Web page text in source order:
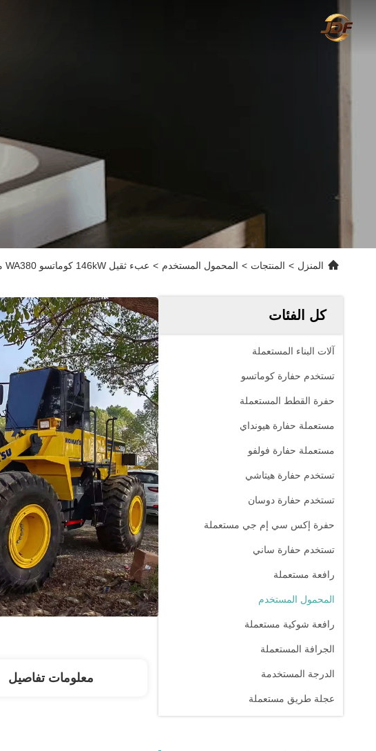
المنزل > المنتجات > المحمول المستخدم > عبء ثقيل 146kW كوماتسو WA380 محمول عجلات مستعمل 5 طن الحمل للزراعة
كل الفئات
آلات البناء المستعملة
تستخدم حفارة كوماتسو
حفرة القطط المستعملة
مستعملة حفارة هيونداي
مستعملة حفارة فولفو
تستخدم حفارة هيتاشي
تستخدم حفارة دوسان
حفرة إكس سي إم جي مستعملة
تستخدم حفارة ساني
رافعة مستعملة
المحمول المستخدم
رافعة شوكية مستعملة
الجرافة المستعملة
الدرجة المستخدمة
عجلة طريق مستعملة
معلومات تفاصيل